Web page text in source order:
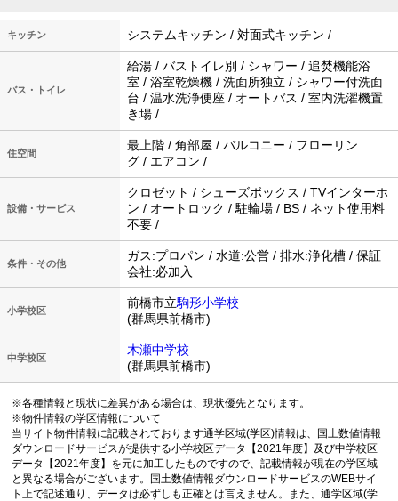
キッチン システムキッチン / 対面式キッチン /
バス・トイレ
給湯 / バストイレ別 / シャワー / 追焚機能浴
室 / 浴室乾燥機 / 洗面所独立 / シャワー付洗面
台 / 温水洗浄便座 / オートバス / 室内洗濯機置
き場 /
住空間
最上階 / 角部屋 / バルコニー / フローリン
グ / エアコン /
設備・サービス
クロゼット / シューズボックス / TVインターホ
ン / オートロック / 駐輪場 / BS / ネット使用料
不要 /
条件・その他
ガス:プロパン / 水道:公営 / 排水:浄化槽 / 保証
会社:必加入
小学校区
前橋市立駒形小学校
(群馬県前橋市)
中学校区
木瀬中学校
(群馬県前橋市)
※各種情報と現状に差異がある場合は、現状優先となります。
※物件情報の学区情報について
当サイト物件情報に記載されております通学区域(学区)情報は、国土数値情報
ダウンロードサービスが提供する小学校区データ【2021年度】及び中学校区
データ【2021年度】を元に加工したものですので、記載情報が現在の学区域
と異なる場合がございます。国土数値情報ダウンロードサービスのWEBサイ
ト上で記述通り、データは必ずしも正確とは言えません。また、通学区域(学